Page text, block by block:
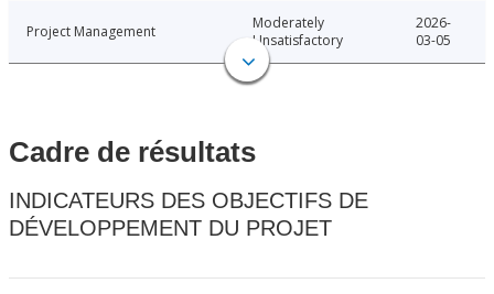
Project Management
Moderately
Unsatisfactory
2026-
03-05
Cadre de résultats
INDICATEURS DES OBJECTIFS DE
DÉVELOPPEMENT DU PROJET